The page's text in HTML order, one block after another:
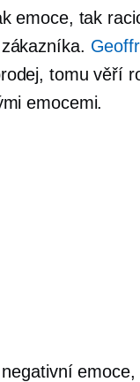
emoce, tak
tomu věří
emocemi.